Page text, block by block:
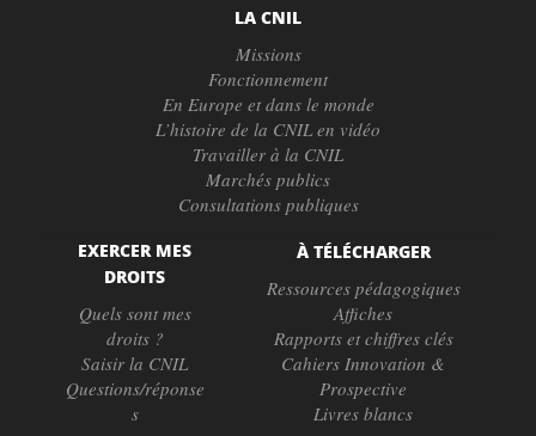
LA CNIL
Missions
Fonctionnement
En Europe et dans le monde
L’histoire de la CNIL en vidéo
Travailler à la CNIL
Marchés publics
Consultations publiques
EXERCER MES
DROITS
Quels sont mes
droits ?
Saisir la CNIL
Questions/réponse
s
À TÉLÉCHARGER
Ressources pédagogiques
Affiches
Rapports et chiffres clés
Cahiers Innovation &
Prospective
Livres blancs